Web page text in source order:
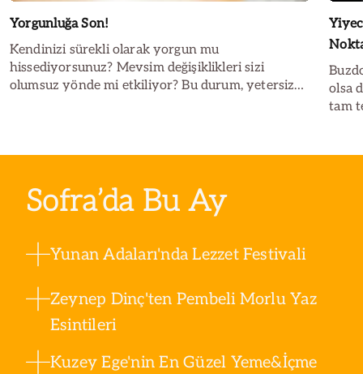
Yorgunluğa Son!
Kendinizi sürekli olarak yorgun mu
hissediyorsunuz? Mevsim değişiklikleri sizi
olumsuz yönde mi etkiliyor? Bu durum, yetersiz
olsa
tam
Sofra’da Bu Ay
Yunan Adaları'nda Lezzet Festivali
Zeynep Dinç'ten Pembeli Morlu Yaz
Esintileri
Kuzey Ege'nin En Güzel Yeme&İçme